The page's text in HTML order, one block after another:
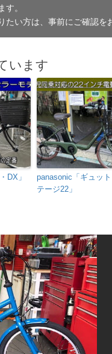
。
い方は、事前にご確認を
います
DX」
panasonic「ギュッ
テージ22」